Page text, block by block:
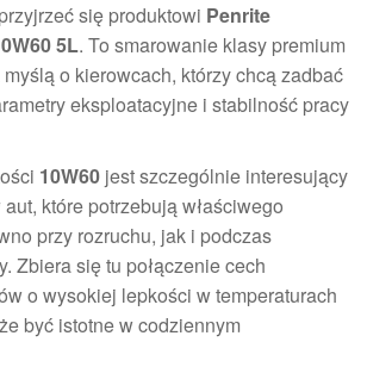
się produktowi Penrite
5L. To smarowanie klasy premium
o kierowcach, którzy chcą zadbać
eksploatacyjne i stabilność pracy
10W60 jest szczególnie interesujący
które potrzebują właściwego
przy rozruchu, jak i podczas
Zbiera się tu połączenie cech
o wysokiej lepkości w temperaturach
być istotne w codziennym